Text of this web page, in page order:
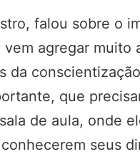
falou sobre o
agregar muito
da
que
de aula, onde
seus